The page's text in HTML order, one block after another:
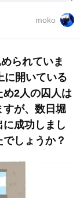
moko
られていま
に開いている
め2人の囚人は
すが、数日堀
成功しまし
しょうか？